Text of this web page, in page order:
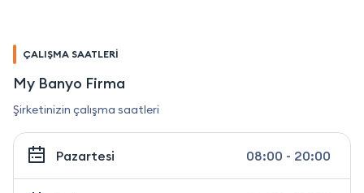
ÇALIŞMA SAATLERİ
My Banyo Firma
Şirketinizin çalışma saatleri
Pazartesi 08:00 - 20:00